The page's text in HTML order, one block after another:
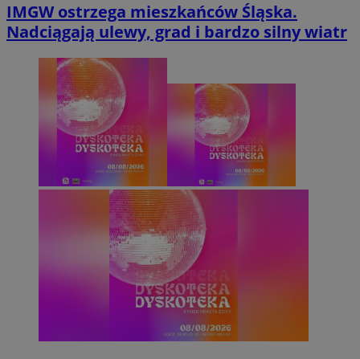
IMGW ostrzega mieszkańców Śląska.
Nadciągają ulewy, grad i bardzo silny wiatr